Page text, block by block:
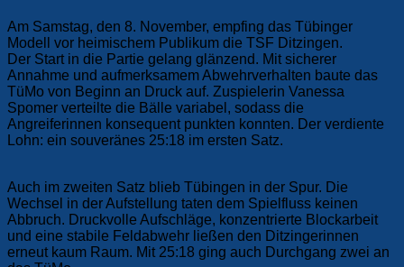
Am Samstag, den 8. November, empfing das Tübinger
Modell vor heimischem Publikum die TSF Ditzingen.
Der Start in die Partie gelang glänzend. Mit sicherer
Annahme und aufmerksamem Abwehrverhalten baute das
TüMo von Beginn an Druck auf. Zuspielerin Vanessa
Spomer verteilte die Bälle variabel, sodass die
Angreiferinnen konsequent punkten konnten. Der verdiente
Lohn: ein souveränes 25:18 im ersten Satz.
Auch im zweiten Satz blieb Tübingen in der Spur. Die
Wechsel in der Aufstellung taten dem Spielfluss keinen
Abbruch. Druckvolle Aufschläge, konzentrierte Blockarbeit
und eine stabile Feldabwehr ließen den Ditzingerinnen
erneut kaum Raum. Mit 25:18 ging auch Durchgang zwei an